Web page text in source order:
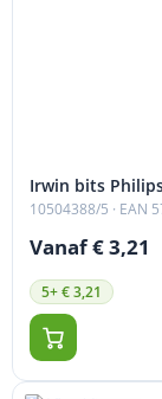
Irwin bits
10504388/5 · EAN
Vanaf € 3,21
5+ € 3,21